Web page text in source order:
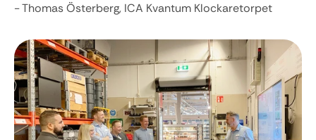
- Thomas Österberg, ICA Kvantum Klockaretorpet